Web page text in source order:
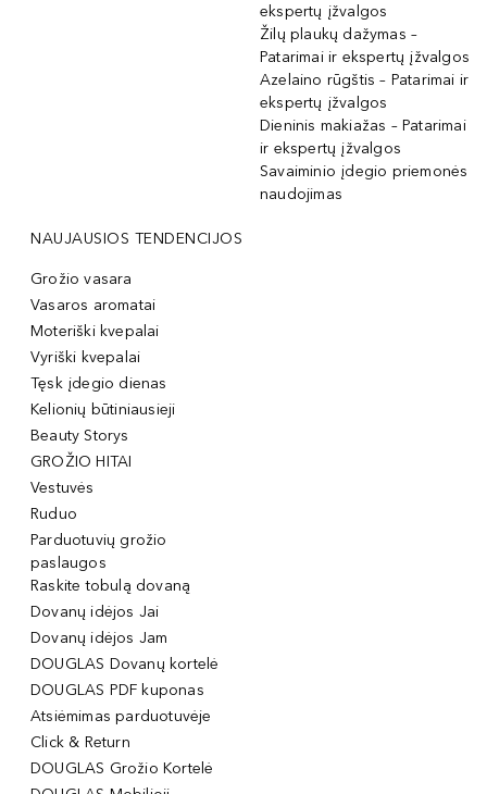
ekspertų įžvalgos
Žilų plaukų dažymas –
Patarimai ir ekspertų įžvalgos
Azelaino rūgštis – Patarimai ir
ekspertų įžvalgos
Dieninis makiažas – Patarimai
ir ekspertų įžvalgos
Savaiminio įdegio priemonės
naudojimas
NAUJAUSIOS TENDENCIJOS
Grožio vasara
Vasaros aromatai
Moteriški kvepalai
Vyriški kvepalai
Tęsk įdegio dienas
Kelionių būtiniausieji
Beauty Storys
GROŽIO HITAI
Vestuvės
Ruduo
Parduotuvių grožio
paslaugos
Raskite tobulą dovaną
Dovanų idėjos Jai
Dovanų idėjos Jam
DOUGLAS Dovanų kortelė
DOUGLAS PDF kuponas
Atsiėmimas parduotuvėje
Click & Return
DOUGLAS Grožio Kortelė